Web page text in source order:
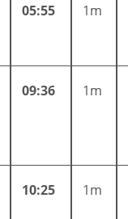
05:55 1m
09:36 1m
10:25 1m